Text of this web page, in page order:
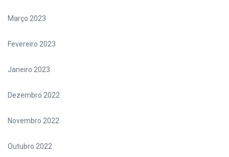
Março 2023
Fevereiro 2023
Janeiro 2023
Dezembro 2022
Novembro 2022
Outubro 2022